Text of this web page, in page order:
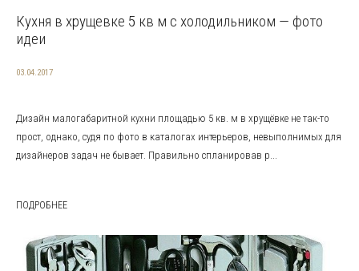
Кухня в хрущевке 5 кв м с холодильником — фото
идеи
03.04.2017
Дизайн малогабаритной кухни площадью 5 кв. м в хрущёвке не так-то
прост, однако, судя по фото в каталогах интерьеров, невыполнимых для
дизайнеров задач не бывает. Правильно спланировав р...
ПОДРОБНЕЕ